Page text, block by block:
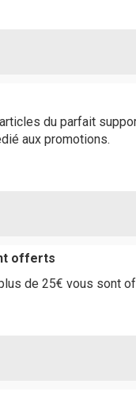
du parfait
aux promotions.
offerts
de 25€ vous sont